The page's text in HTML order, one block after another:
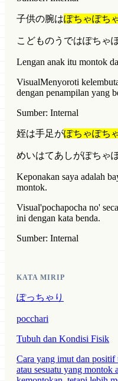
子供の腕はぽちゃぽち
こどものうではぽちゃ
Lengan anak itu montok
VisualMenyoroti
dengan penampilan yang
Sumber: Internal
姪は手足がぽちゃぽち
めいはてあしがぽちゃ
Keponakan saya adalah
montok.
Visual'pochapocha no'
ini dengan kata benda.
Sumber: Internal
KATA MIRIP
ぽっちゃり
pocchari
Tubuh dan Kondisi Fisik
Cara yang imut dan positif
atau sesuatu yang montok